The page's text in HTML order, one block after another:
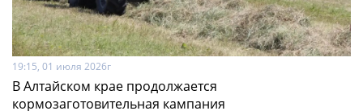
19:15, 01 июля 2026г
В Алтайском крае продолжается
кормозаготовительная кампания